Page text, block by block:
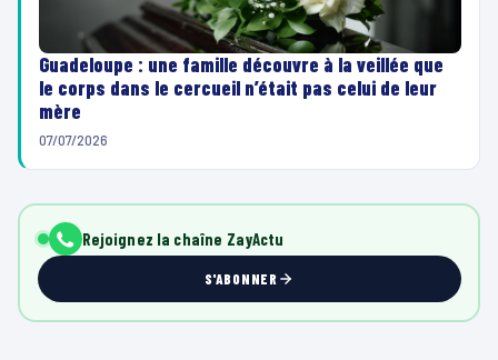
Guadeloupe : une famille découvre à la veillée que
le corps dans le cercueil n’était pas celui de leur
mère
07/07/2026
Rejoignez la chaîne ZayActu
S'ABONNER